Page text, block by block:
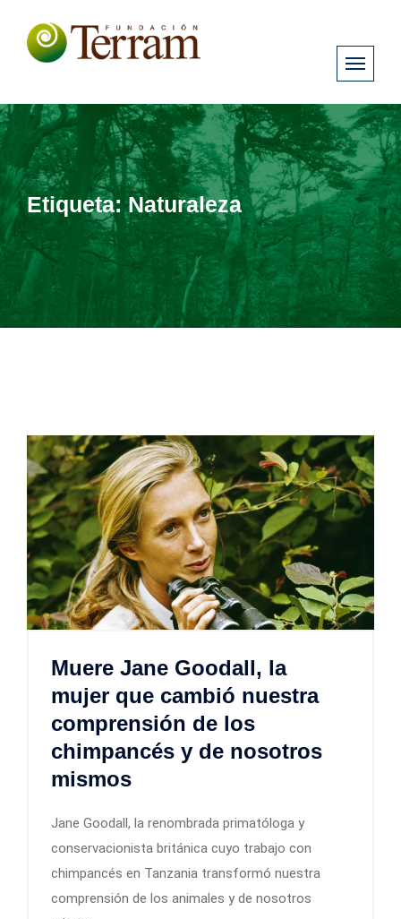
Etiqueta:Naturaleza
Muere Jane Goodall, la
mujer que cambió nuestra
comprensión de los
chimpancés y de nosotros
mismos
Jane Goodall, la renombrada primatóloga y
conservacionista británica cuyo trabajo con
chimpancés en Tanzania transformó nuestra
comprensión de los animales y de nosotros